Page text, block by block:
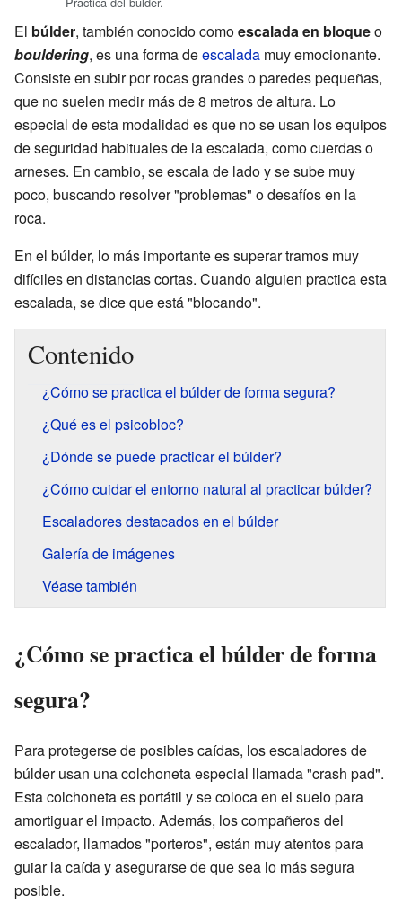
El búlder, también conocido comoescalada en bloqueo
bouldering, es una forma deescalada muy emocionante.
Consiste en subir por rocas grandes o paredes pequeñas,
que no suelen medir más de 8 metros de altura. Lo
especial de esta modalidad es que no se usan los equipos
de seguridad habituales de la escalada, como cuerdas o
arneses. En cambio, se escala de lado y se sube muy
poco, buscando resolver "problemas" o desafíos en la
roca.
En el búlder, lo más importante es superar tramos muy
difíciles en distancias cortas. Cuando alguien practica esta
escalada, se dice que está "blocando".
Contenido
¿Cómo se practica el búlder de forma segura?
¿Qué es el psicobloc?
¿Dónde se puede practicar el búlder?
¿Cómo cuidar el entorno natural al practicar búlder?
Escaladores destacados en el búlder
Galería de imágenes
Véase también
¿Cómo se practica el búlder de forma
segura?
Para protegerse de posibles caídas, los escaladores de
búlder usan una colchoneta especial llamada "crash pad".
Esta colchoneta es portátil y se coloca en el suelo para
amortiguar el impacto. Además, los compañeros del
escalador, llamados "porteros", están muy atentos para
guiar la caída y asegurarse de que sea lo más segura
posible.